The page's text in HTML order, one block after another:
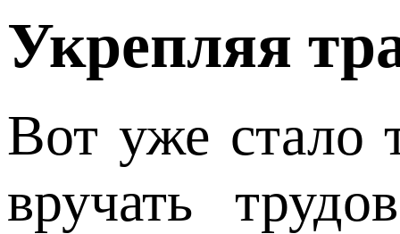
Укрепляя
Вот уже стало
вручать